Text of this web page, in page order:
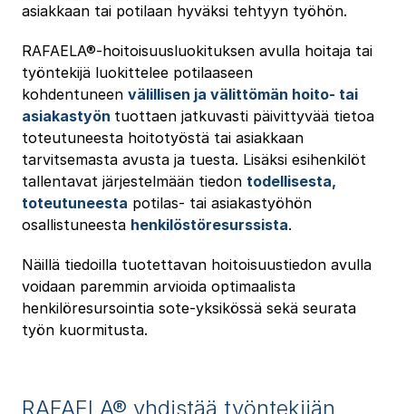
asiakkaan tai potilaan hyväksi tehtyyn työhön.
RAFAELA®-hoitoisuusluokituksen avulla hoitaja tai
työntekijä luokittelee potilaaseen
kohdentuneen välillisen ja välittömän hoito- tai
asiakastyön tuottaen jatkuvasti päivittyvää tietoa
toteutuneesta hoitotyöstä tai asiakkaan
tarvitsemasta avusta ja tuesta. Lisäksi esihenkilöt
tallentavat järjestelmään tiedon todellisesta,
toteutuneesta potilas- tai asiakastyöhön
osallistuneesta henkilöstöresurssista.
Näillä tiedoilla tuotettavan hoitoisuustiedon avulla
voidaan paremmin arvioida optimaalista
henkilöresursointia sote-yksikössä sekä seurata
työn kuormitusta.
RAFAELA® yhdistää työntekijän